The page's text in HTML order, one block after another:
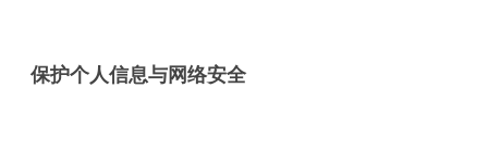
保护个人信息与网络安全